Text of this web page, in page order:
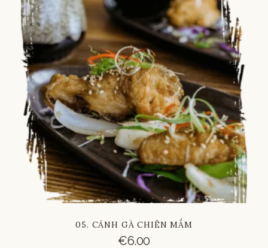
05. CÁNH GÀ CHIÊN MẮM
€6.00
Chinese
Vietnamese
Russian